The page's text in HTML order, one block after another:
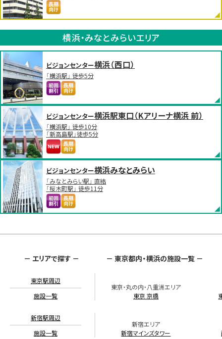
横浜・みなとみらいエリア
ビジョンセンター横浜（西口）
「横浜駅」 徒歩5分
ビジョンセンター横浜駅東口（Kアリーナ横浜 前）
「横浜駅」 徒歩10分
「新高島駅」徒歩5分
ビジョンセンター横浜みなとみらい
「みなとみらい駅」 直結
「桜木町駅」 徒歩11分
－ エリアで探す － － 東京都内・横浜の施設一覧 －
東京駅周辺
施設一覧
東京・丸の内・八重洲エリア
東京 京橋
新宿駅周辺
施設一覧
新宿エリア
新宿マインズタワー